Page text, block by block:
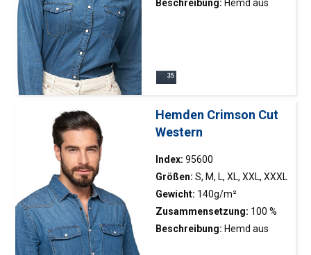
Baumwolle
Beschreibung: Hemd aus
zwei Taschen; dekoratives
Hemden Crimson Cut
Western
Index: 95600
Größen: S, M, L, XL, XXL, XXXL
Gewicht: 140g/m²
Zusammensetzung: 100 %
Baumwolle
Beschreibung: Hemd aus